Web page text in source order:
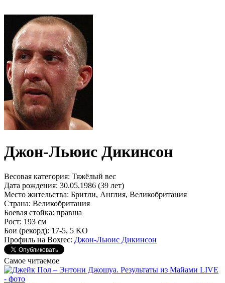
Джон-Льюис Дикинсон
Весовая категория: Тяжёлый вес
Дата рождения: 30.05.1986 (39 лет)
Место жительства: Бритли, Англия, Великобритания
Страна: Великобритания
Боевая стойка: правша
Рост: 193 см
Бои (рекорд): 17-5, 5 KO
Профиль на Boxrec: Джон-Льюис Дикинсон
Самое читаемое